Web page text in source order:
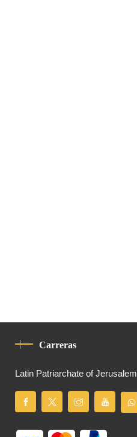
Carreras
Latin Patriarchate of Jerusalem